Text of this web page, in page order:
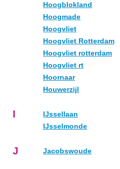
Hoogblokland
Hoogmade
Hoogvliet
Hoogvliet Rotterdam
Hoogvliet rotterdam
Hoogvliet rt
Hoornaar
Houwerzijl
I
IJssellaan
IJsselmonde
J Jacobswoude